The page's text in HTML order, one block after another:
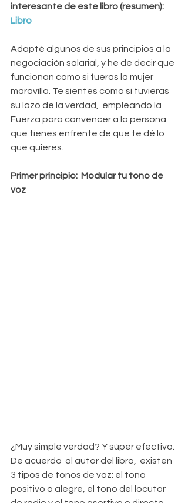
interesante de este libro (resumen):
Libro
Adapté algunos de sus principios a la
negociación salarial, y he de decir que
funcionan como si fueras la mujer
maravilla. Te sientes como si tuvieras
su lazo de la verdad,  empleando la
Fuerza para convencer a la persona
que tienes enfrente de que te dé lo
que quieres.
Primer principio:  Modular tu tono de
voz
¿Muy simple verdad? Y súper efectivo.
De acuerdo  al autor del libro,  existen
3 tipos de tonos de voz: el tono
positivo o alegre, el tono del locutor